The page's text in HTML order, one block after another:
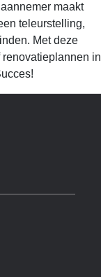
maakt
teleurstelling,
Met deze
in